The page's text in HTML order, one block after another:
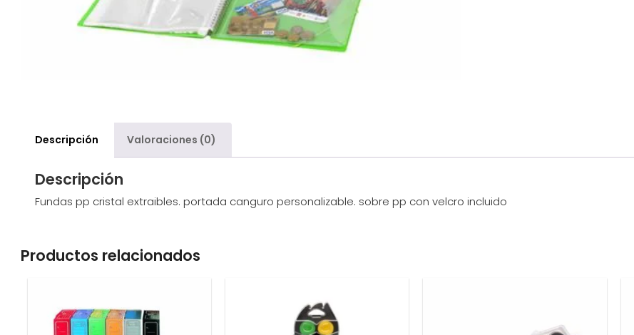
Descripción Valoraciones (0)
Descripción
Fundas pp cristal extraibles. portada canguro personalizable. sobre pp con velcro incluido
Productos relacionados